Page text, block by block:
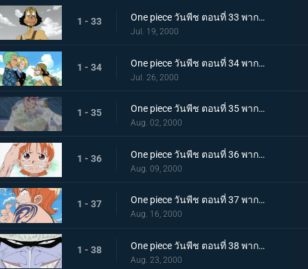
1 - 33 One piece วันพีช ตอนที่ 33 พากย์ไทย อุซปตายเหรอ!? แล้วลูฟี่ยังไม่มาอีกเหรอ?
Jul. 19, 2000
1 - 34 One piece วันพีช ตอนที่ 34 พากย์ไทย รวมพลครบทีม! ความจริงของนามิจากปากอุซป
Jul. 26, 2000
1 - 35 One piece วันพีช ตอนที่ 35 พากย์ไทย อดีตที่ถูกปกปิด! นักสู้หญิง เบลเมล!
Aug. 02, 2000
1 - 36 One piece วันพีช ตอนที่ 36 พากย์ไทย จงอยู่ต่อไป! สายสัมพันธ์ของ "คุณแม่เบลเมล กับ นามิ"
Aug. 09, 2000
1 - 37 One piece วันพีช ตอนที่ 37 พากย์ไทย ลูฟี่พร้อมลุย จุดจบของสัญญาที่ถูกบิดพลิ้ว!
Aug. 16, 2000
1 - 38 One piece วันพีช ตอนที่ 38 พากย์ไทย ลูฟี่แย่แล้ว มนุษย์เงือก ปะทะ กลุ่มโจรสลัดลูฟี่
Aug. 23, 2000